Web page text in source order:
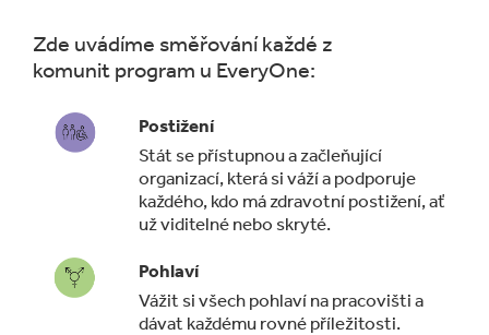
Zde uvádíme směřování každé z
komunit program u EveryOne:
Postižení
Stát se přístupnou a začleňující
organizací, která si váží a podporuje
každého, kdo má zdravotní postižení, ať
už viditelné nebo skryté.
Pohlaví
Vážit si všech pohlaví na pracovišti a
dávat každému rovné příležitosti.